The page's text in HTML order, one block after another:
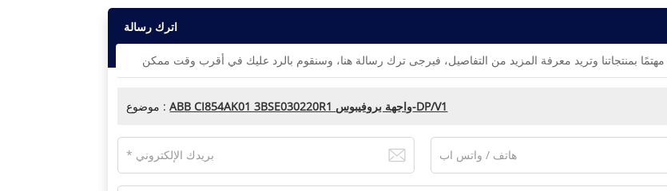
اترك رسالة
موضوع : ABB CI854AK01 3BSE030220R1 واجهة بروفيبوس-DP/V1